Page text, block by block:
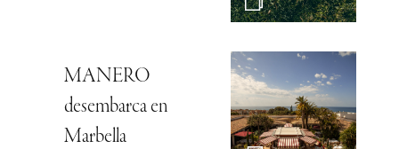
MANERO
desembarca en
Marbella